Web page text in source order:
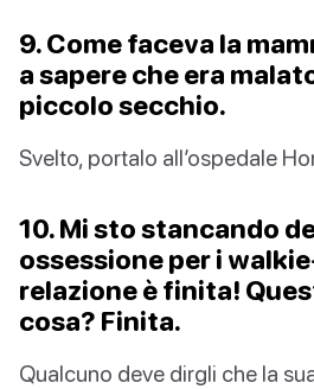
9. Come faceva la
a sapere che era
piccolo secchio.
Svelto, portalo all’ospedale
10. Mi sto stancando
ossessione per i
relazione è finita!
cosa? Finita.
Qualcuno deve dirgli che la